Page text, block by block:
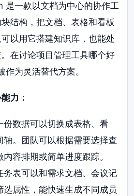
是一款以文档为中心的协作工
结构，把文档、表格和看板
以用它搭建知识库，也能处
在讨论项目管理工具哪个好
为灵活替代方案。
力：
份数据可以切换成表格、看
轴。团队可以根据需要选择查
容排期或简单进度跟踪。
务表可以和需求文档、会议记
选属性，能快速生成不同成员